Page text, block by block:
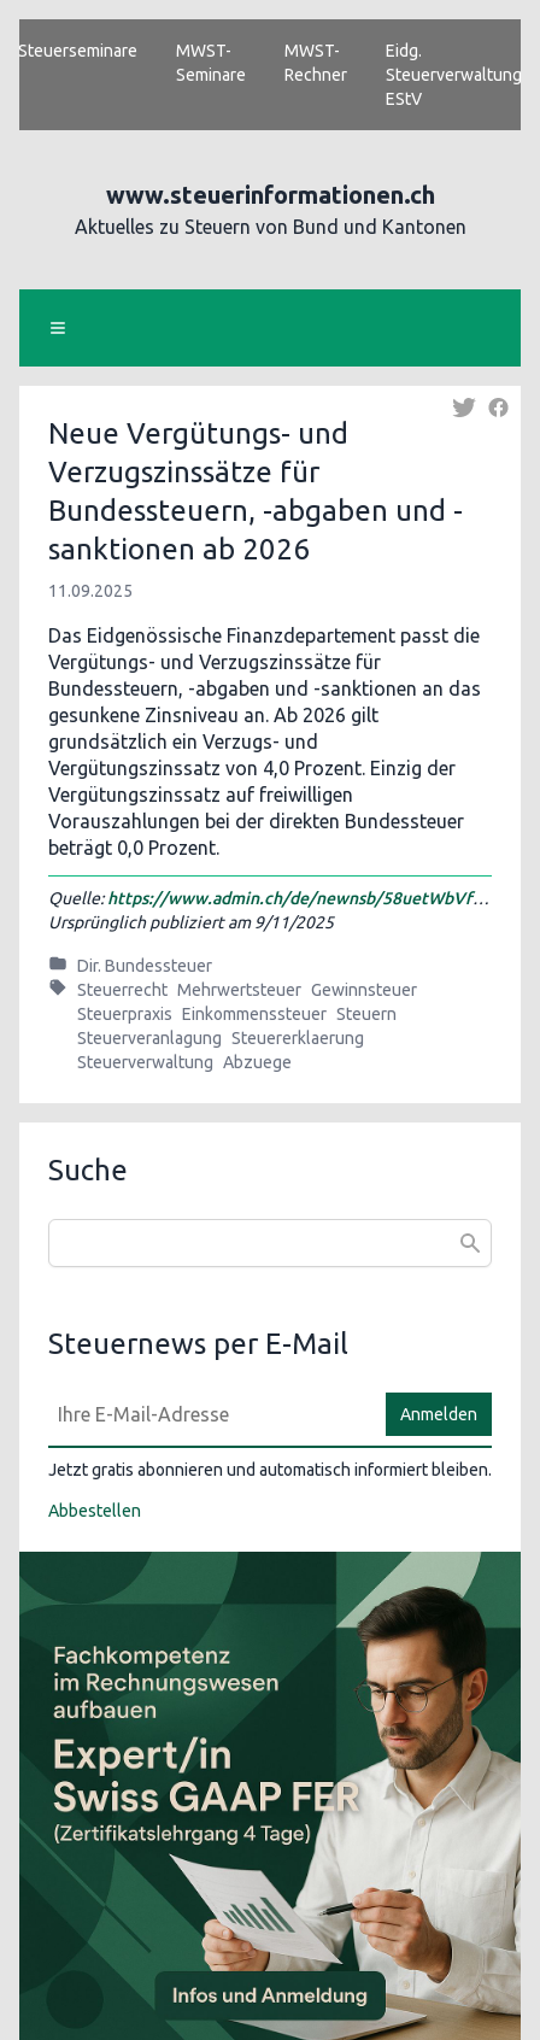
Steuerseminare
MWST-
Seminare
MWST-
Rechner
Eidg.
Steuerverwaltung
EStV
www.steuerinformationen.ch
Aktuelles zu Steuern von Bund und Kantonen
Neue Vergütungs- und
Verzugszinssätze für
Bundessteuern, -abgaben und -
sanktionen ab 2026
11.09.2025
Das Eidgenössische Finanzdepartement passt die
Vergütungs- und Verzugszinssätze für
Bundessteuern, -abgaben und -sanktionen an das
gesunkene Zinsniveau an. Ab 2026 gilt
grundsätzlich ein Verzugs- und
Vergütungszinssatz von 4,0 Prozent. Einzig der
Vergütungszinssatz auf freiwilligen
Vorauszahlungen bei der direkten Bundessteuer
beträgt 0,0 Prozent.
Quelle:https://www.admin.ch/de/newnsb/58uetWbVftSvrQqxHgivI
Ursprünglich publiziert am 9/11/2025
Dir. Bundessteuer
Steuerrecht Mehrwertsteuer Gewinnsteuer
Steuerpraxis Einkommenssteuer Steuern
Steuerveranlagung Steuererklaerung
Steuerverwaltung Abzuege
Suche
Steuernews per E-Mail
Anmelden
Jetzt gratis abonnieren und automatisch informiert bleiben.
Abbestellen